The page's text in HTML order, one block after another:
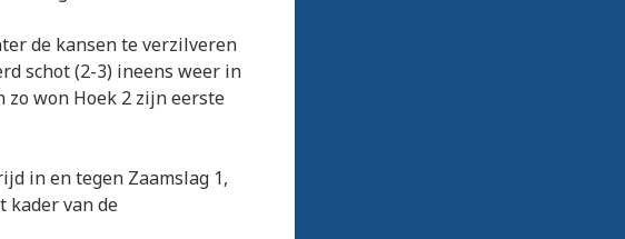
de kansen te verzilveren
schot (2-3) ineens weer in
zo won Hoek 2 zijn eerste
in en tegen Zaamslag 1,
kader van de